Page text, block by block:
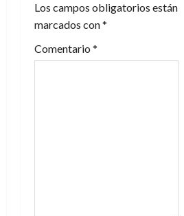
ó
n
Los campos obligatorios están
marcados con*
Comentario *